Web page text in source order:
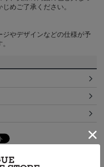
めご了承ください。
やデザインなどの仕様が予